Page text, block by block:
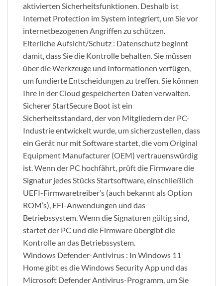
aktivierten Sicherheitsfunktionen. Deshalb ist
Internet Protection im System integriert, um Sie vor
internetbezogenen Angriffen zu schützen.
Elterliche Aufsicht/Schutz : Datenschutz beginnt
damit, dass Sie die Kontrolle behalten. Sie müssen
über die Werkzeuge und Informationen verfügen,
um fundierte Entscheidungen zu treffen. Sie können
Ihre in der Cloud gespeicherten Daten verwalten.
Sicherer StartSecure Boot ist ein
Sicherheitsstandard, der von Mitgliedern der PC-
Industrie entwickelt wurde, um sicherzustellen, dass
ein Gerät nur mit Software startet, die vom Original
Equipment Manufacturer (OEM) vertrauenswürdig
ist. Wenn der PC hochfährt, prüft die Firmware die
Signatur jedes Stücks Startsoftware, einschließlich
UEFI-Firmwaretreiber’s (auch bekannt als Option
ROM’s), EFI-Anwendungen und das
Betriebssystem. Wenn die Signaturen gültig sind,
startet der PC und die Firmware übergibt die
Kontrolle an das Betriebssystem.
Windows Defender-Antivirus : In Windows 11
Home gibt es die Windows Security App und das
Microsoft Defender Antivirus-Programm, um Sie